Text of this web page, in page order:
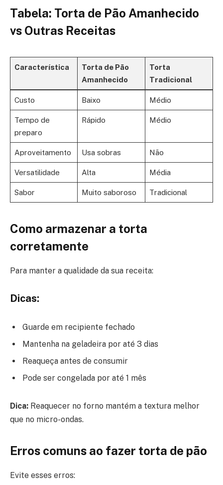
Tabela: Torta de Pão Amanhecido
vs Outras Receitas
Característica
Torta de Pão
Amanhecido
Torta
Tradicional
Custo Baixo Médio
Tempo de
preparo
Rápido Médio
Aproveitamento Usa sobras Não
Versatilidade Alta Média
Sabor Muito saboroso Tradicional
Como armazenar a torta
corretamente
Para manter a qualidade da sua receita:
Dicas:
Guarde em recipiente fechado
Mantenha na geladeira por até 3 dias
Reaqueça antes de consumir
Pode ser congelada por até 1 mês
Dica: Reaquecer no forno mantém a textura melhor
que no micro-ondas.
Erros comuns ao fazer torta de pão
Evite esses erros: